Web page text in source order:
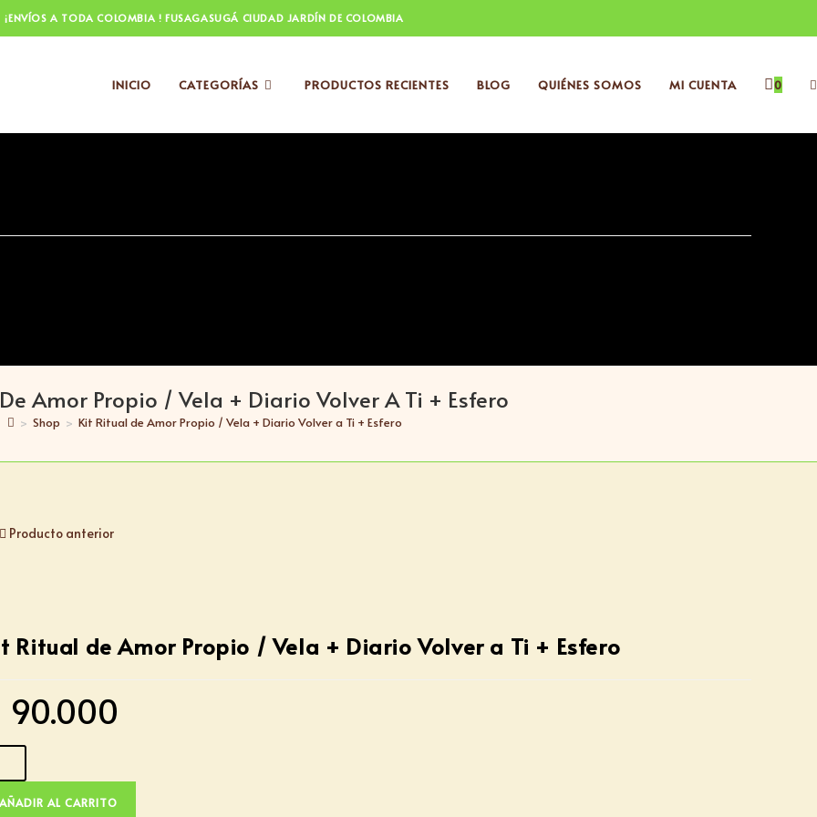
¡ENVÍOS A TODA COLOMBIA ! FUSAGASUGÁ CIUDAD JARDÍN DE COLOMBIA
INICIO CATEGORÍAS PRODUCTOS RECIENTES BLOG QUIÉNES SOMOS MI CUENTA 0
Amor Propio / Vela + Diario Volver A Ti + Esfero
> Shop > Kit Ritual de Amor Propio / Vela + Diario Volver a Ti + Esfero
Producto anterior
Ritual de Amor Propio / Vela + Diario Volver a Ti + Esfero
90.000
AÑADIR AL CARRITO